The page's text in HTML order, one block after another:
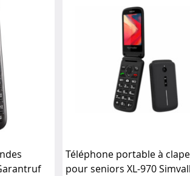
Téléphone portable à
pour seniors XL-970